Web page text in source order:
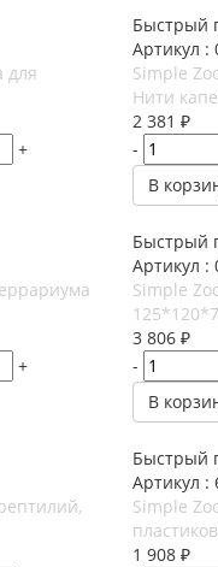
для
+
Быстрый
Артикул :
Simple
Нити
2 381 ₽
-
В
+
Быстрый
Артикул :
Simple
3 806₽
-
В
Быстрый
Артикул :
Simple
1 908₽